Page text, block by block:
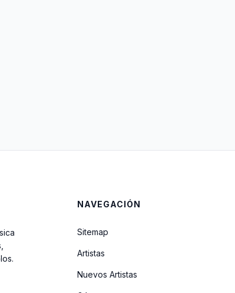
NAVEGACIÓN
Sitemap
Artistas
Nuevos Artistas